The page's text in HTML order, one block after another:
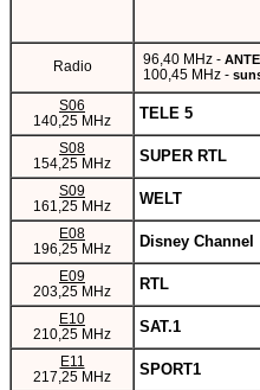
Radio 96,40 MHz -
100,45 MHz -
S06
140,25 MHz
TELE 5
S08
154,25 MHz
SUPER RTL
S09
161,25 MHz
WELT
E08
196,25 MHz
Disney Channel
E09
203,25 MHz
RTL
E10
210,25 MHz
SAT.1
E11
217,25 MHz
SPORT1